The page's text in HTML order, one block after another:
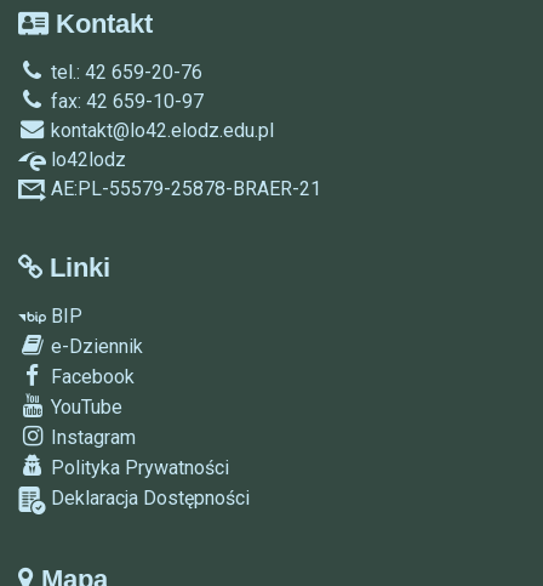
Kontakt
tel.: 42 659-20-76
fax: 42 659-10-97
kontakt@lo42.elodz.edu.pl
lo42lodz
AE:PL-55579-25878-BRAER-21
Linki
BIP
e-Dziennik
Facebook
YouTube
Instagram
Polityka Prywatności
Deklaracja Dostępności
Mapa